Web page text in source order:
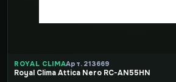
ROYAL CLIMAАрт. 213669
Royal Clima Attica Nero RC-AN55HN